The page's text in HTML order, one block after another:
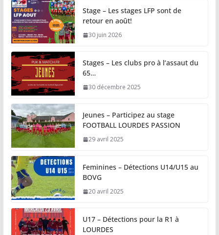
Stage – Les stages LFP sont de
retour en août!
30 juin 2026
Stages – Les clubs pro à l’assaut du
65…
30 décembre 2025
Jeunes – Participez au stage
FOOTBALL LOURDES PASSION
29 avril 2025
Feminines – Détections U14/U15 au
BOVG
20 avril 2025
U17 – Détections pour la R1 à
LOURDES